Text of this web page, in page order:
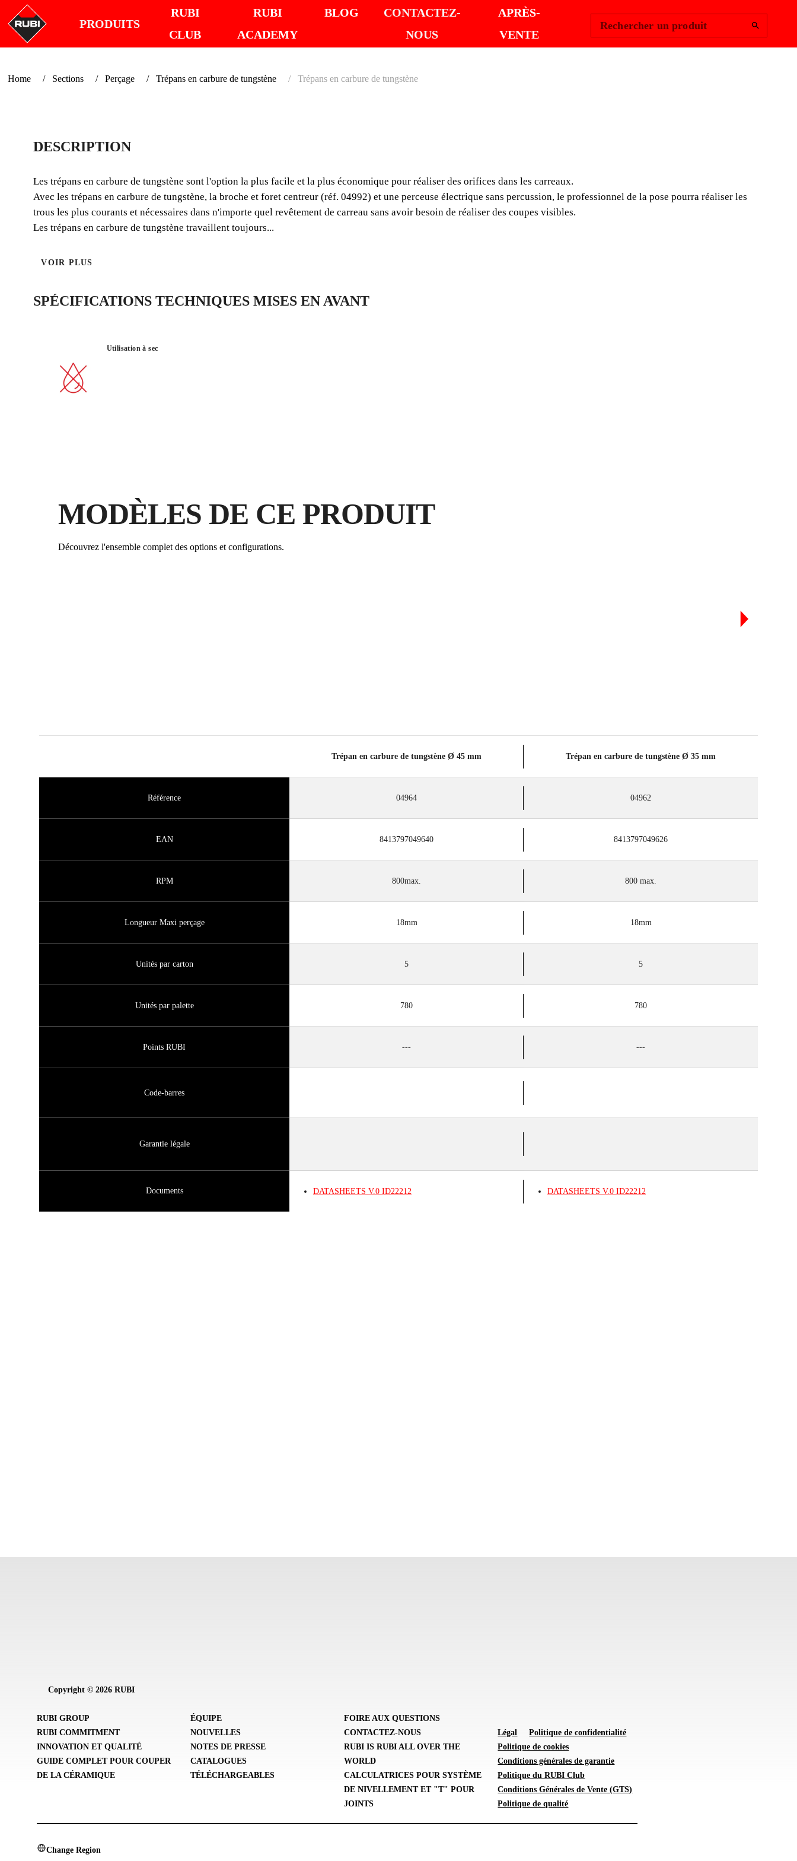
PRODUITS
RUBI
CLUB
RUBI
ACADEMY
BLOG
CONTACTEZ-
NOUS
APRÈS-
VENTE
Rechercher un produit
Home Sections Perçage Trépans en carbure de tungstène Trépans en carbure de tungstène
Les trépans en carbure de tungstène sont l'option la plus facile et la plus
économique pour réaliser des orifices dans les carreaux.
DESCRIPTION
Les trépans en carbure de tungstène sont l'option la plus facile et la plus économique pour réaliser des orifices dans les carreaux.
Avec les trépans en carbure de tungstène, la broche et foret centreur (réf. 04992) et une perceuse électrique sans percussion, le professionnel de la pose pourra réaliser les
trous les plus courants et nécessaires dans n'importe quel revêtement de carreau sans avoir besoin de réaliser des coupes visibles.
Les trépans en carbure de tungstène travaillent toujours...
VOIR PLUS
SPÉCIFICATIONS TECHNIQUES MISES EN AVANT
Utilisation à sec
MODÈLES DE CE PRODUIT
Découvrez l'ensemble complet des options et configurations.
Trépan en carbure de tungstène Ø 45 mm Trépan en carbure de tungstène Ø 35 mm
Référence 04964 04962
EAN 8413797049640 8413797049626
RPM 800max. 800 max.
Longueur Maxi perçage 18mm 18mm
Unités par carton 5 5
Unités par palette 780 780
Points RUBI --- ---
Code-barres
Garantie légale
Documents DATASHEETS V.0 ID22212 DATASHEETS V.0 ID22212
Copyright © 2026 RUBI
RUBI GROUP
RUBI COMMITMENT
INNOVATION ET QUALITÉ
GUIDE COMPLET POUR COUPER
DE LA CÉRAMIQUE
ÉQUIPE
NOUVELLES
NOTES DE PRESSE
CATALOGUES
TÉLÉCHARGEABLES
FOIRE AUX QUESTIONS
CONTACTEZ-NOUS
RUBI IS RUBI ALL OVER THE
WORLD
CALCULATRICES POUR SYSTÈME
DE NIVELLEMENT ET "T" POUR
JOINTS
Légal
Politique de confidentialité
Politique de cookies
Conditions générales de garantie
Politique du RUBI Club
Conditions Générales de Vente (GTS)
Politique de qualité
Change Region